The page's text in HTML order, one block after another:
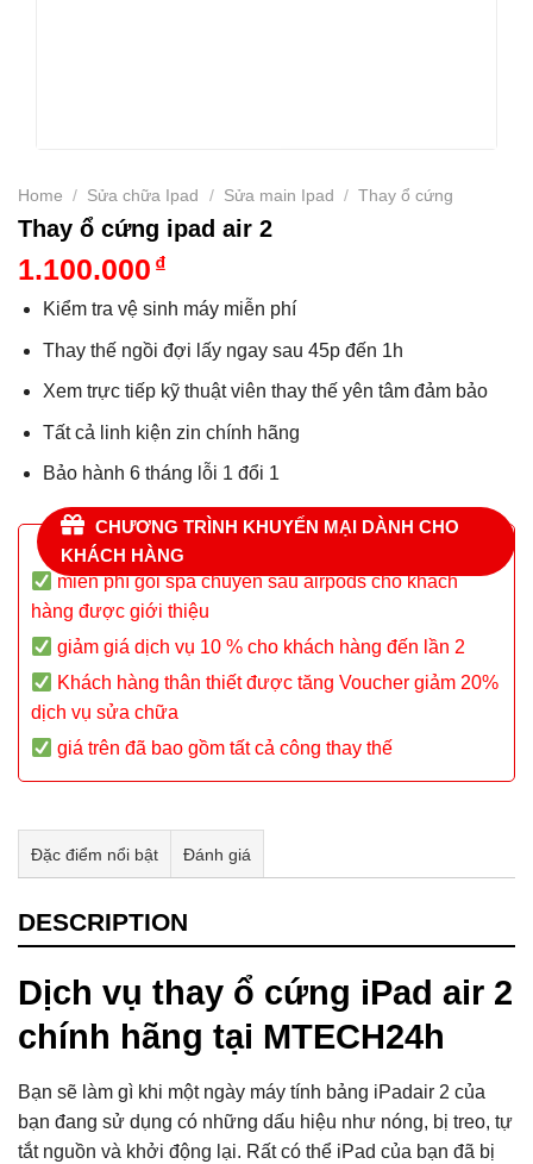
Home / Sửa chữa Ipad / Sửa main Ipad / Thay ổ cứng
Thay ổ cứng ipad air 2
1.100.000 ₫
Kiểm tra vệ sinh máy miễn phí
Thay thế ngồi đợi lấy ngay sau 45p đến 1h
Xem trực tiếp kỹ thuật viên thay thế yên tâm đảm bảo
Tất cả linh kiện zin chính hãng
Bảo hành 6 tháng lỗi 1 đổi 1
CHƯƠNG TRÌNH KHUYẾN MẠI DÀNH CHO
KHÁCH HÀNG
miễn phí gói spa chuyên sâu airpods cho khách
hàng được giới thiệu
giảm giá dịch vụ 10 % cho khách hàng đến lần 2
Khách hàng thân thiết được tăng Voucher giảm 20%
dịch vụ sửa chữa
giá trên đã bao gồm tất cả công thay thế
Đặc điểm nổi bật Đánh giá
DESCRIPTION
Dịch vụ thay ổ cứng iPad air 2
chính hãng tại MTECH24h
Bạn sẽ làm gì khi một ngày máy tính bảng iPadair 2 của
bạn đang sử dụng có những dấu hiệu như nóng, bị treo, tự
tắt nguồn và khởi động lại. Rất có thể iPad của bạn đã bị